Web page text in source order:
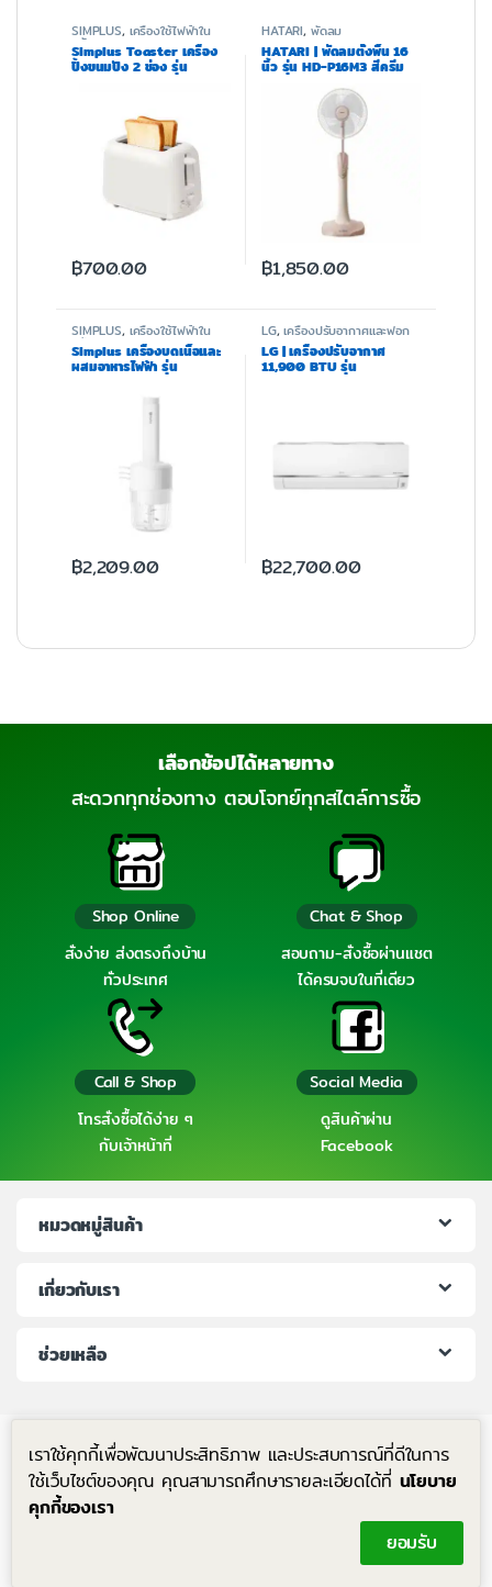
SIMPLUS, เครื่องใช้ไฟฟ้าใน
ครัว
Simplus Toaster เครื่อง
ปิ้งขนมปัง 2 ช่อง รุ่น
฿700.00
HATARI, พัดลม
HATARI | พัดลมตั้งพื้น 16
นิ้ว รุ่น HD-P16M3 สีครีม
฿1,850.00
SIMPLUS, เครื่องใช้ไฟฟ้าใน
ครัว
Simplus เครื่องบดเนื้อและ
ผสมอาหารไฟฟ้า รุ่น
฿2,209.00
LG,เครื่องปรับอากาศและฟอก
อากาศ
LG | เครื่องปรับอากาศ
11,900 BTU รุ่น
฿22,700.00
เลือกช้อปได้หลายทาง
สะดวกทุกช่องทาง ตอบโจทย์ทุกสไตล์การซื้อ
Shop Online
สั่งง่าย ส่งตรงถึงบ้าน
ทั่วประเทศ
Chat & Shop
สอบถาม-สั่งซื้อผ่านแชต
ได้ครบจบในที่เดียว
Call & Shop
โทรสั่งซื้อได้ง่าย ๆ
กับเจ้าหน้าที่
Social Media
ดูสินค้าผ่าน
Facebook
หมวดหมู่สินค้า
เกี่ยวกับเรา
ช่วยเหลือ
เราใช้คุกกี้เพื่อพัฒนาประสิทธิภาพ และประสบการณ์ที่ดีในการ
ใช้เว็บไซต์ของคุณ คุณสามารถศึกษารายละเอียดได้ที่ นโยบาย
คุกกี้ของเรา
ยอมรับ